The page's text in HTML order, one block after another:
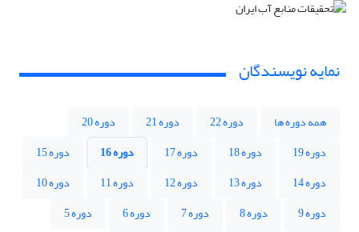
نمایه نویسندگان
همه دوره ها دوره 22 دوره 21
دوره 20
دوره 19
دوره 18 دوره 17 دوره 16
دوره 15
دوره 14
دوره 13 دوره 12 دوره 11
دوره 10
دوره 9
دوره 8 دوره 7 دوره 6
دوره 5